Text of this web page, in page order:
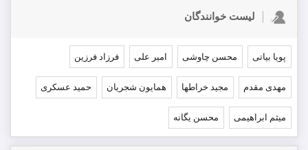
لیست خوانندگان
پویا بیاتی محسن چاوشی امیر علی فرزاد فرزین
مهدی مقدم مجید خراطها همایون شجریان حمید عسکری
میثم ابراهیمی محسن یگانه